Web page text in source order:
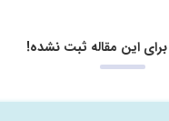
این مقاله ثبت نشده!